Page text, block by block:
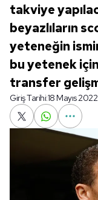
takviye
beyazlıların
yeteneğin
bu yetenek
transfer
Giriş Tarihi:18 Mayıs